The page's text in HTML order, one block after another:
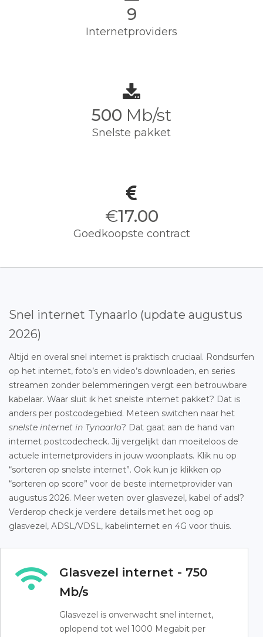
9
Internetproviders
500 Mb/st
Snelste pakket
€17.00
Goedkoopste contract
Snel internet Tynaarlo (update augustus
2026)
Altijd en overal snel internet is praktisch cruciaal. Rondsurfen
op het internet, foto’s en video’s downloaden, en series
streamen zonder belemmeringen vergt een betrouwbare
kabelaar. Waar sluit ik het snelste internet pakket? Dat is
anders per postcodegebied. Meteen switchen naar het
snelste internet in Tynaarlo? Dat gaat aan de hand van
internet postcodecheck. Jij vergelijkt dan moeiteloos de
actuele internetproviders in jouw woonplaats. Klik nu op
“sorteren op snelste internet”. Ook kun je klikken op
“sorteren op score” voor de beste internetprovider van
augustus 2026. Meer weten over glasvezel, kabel of adsl?
Verderop check je verdere details met het oog op
glasvezel, ADSL/VDSL, kabelinternet en 4G voor thuis.
Glasvezel internet - 750
Mb/s
Glasvezel is onverwacht snel internet,
oplopend tot wel 1000 Megabit per